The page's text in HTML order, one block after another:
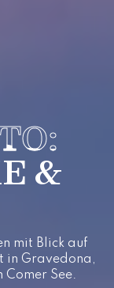
&
mit Blick auf
in Gravedona,
Comer See.